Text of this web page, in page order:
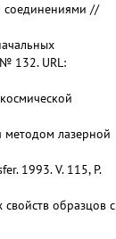
соединениями //
132. URL:
методом лазерной
1993. V. 115, P.
образцов с